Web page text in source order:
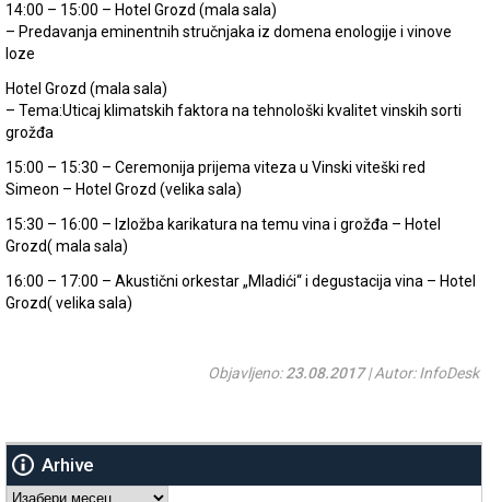
14:00 – 15:00 – Hotel Grozd (mala sala)
– Predavanja eminentnih stručnjaka iz domena enologije i vinove
loze
Hotel Grozd (mala sala)
– Tema:Uticaj klimatskih faktora na tehnološki kvalitet vinskih sorti
grožđa
15:00 – 15:30 – Ceremonija prijema viteza u Vinski viteški red
Simeon – Hotel Grozd (velika sala)
15:30 – 16:00 – Izložba karikatura na temu vina i grožđa – Hotel
Grozd( mala sala)
16:00 – 17:00 – Akustični orkestar „Mladići“ i degustacija vina – Hotel
Grozd( velika sala)
Objavljeno:23.08.2017| Autor: InfoDesk
Arhive
Arhive